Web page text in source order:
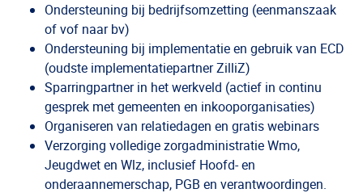
Ondersteuning bij bedrijfsomzetting (eenmanszaak
of vof naar bv)
Ondersteuning bij implementatie en gebruik van ECD
(oudste implementatiepartner ZilliZ)
Sparringpartner in het werkveld (actief in continu
gesprek met gemeenten en inkooporganisaties)
Organiseren van relatiedagen en gratis webinars
Verzorging volledige zorgadministratie Wmo,
Jeugdwet en Wlz, inclusief Hoofd- en
onderaannemerschap, PGB en verantwoordingen.